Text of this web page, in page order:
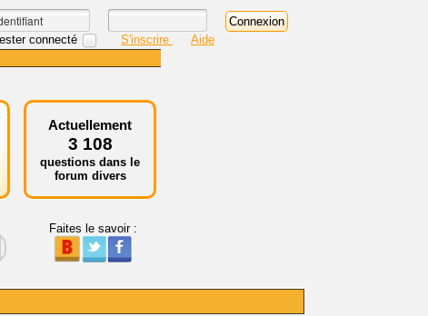
connecté S'inscrire Aide
Actuellement
3 108
questions dans le
forum divers
Faites le savoir :